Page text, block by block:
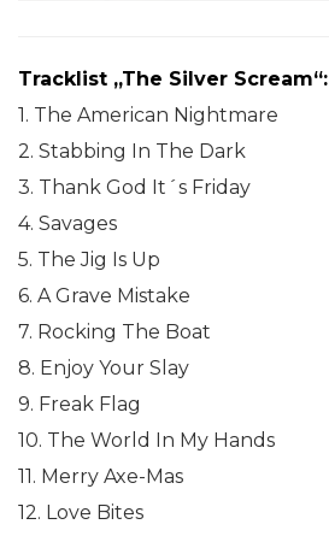
Tracklist „The Silver Scream“:
1. The American Nightmare
2. Stabbing In The Dark
3. Thank God It´s Friday
4. Savages
5. The Jig Is Up
6. A Grave Mistake
7. Rocking The Boat
8. Enjoy Your Slay
9. Freak Flag
10. The World In My Hands
11. Merry Axe-Mas
12. Love Bites